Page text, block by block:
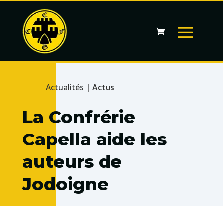
Actualités | Actus
La Confrérie
Capella aide les
auteurs de
Jodoigne